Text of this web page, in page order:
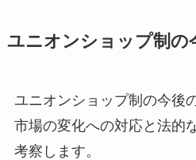
ユニオンショップ制の
ユニオンショップ制の今後
市場の変化への対応と法的
考察します。